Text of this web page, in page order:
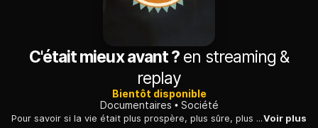
C'était mieux avant ? en streaming &
replay
Bientôt disponible
Documentaires
Société
Pour savoir si la vie était plus prospère, plus sûre, plus conviviale dans les années 1960 ou 80, “ C’était mieux avant ? “ explore le passé et le confronte au présent en débusquant les idées reçues.Voir plus